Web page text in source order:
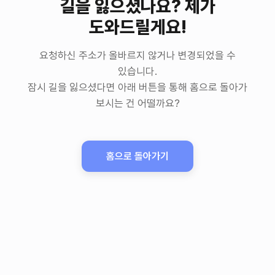
길을 잃으셨나요? 제가
도와드릴게요!
요청하신 주소가 올바르지 않거나 변경되었을 수
있습니다.
잠시 길을 잃으셨다면 아래 버튼을 통해 홈으로 돌아가
보시는 건 어떨까요?
홈으로 돌아가기